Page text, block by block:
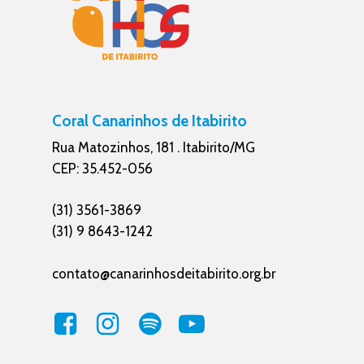
Coral Canarinhos de Itabirito
Rua Matozinhos, 181 . Itabirito/MG
CEP: 35.452-056
(31) 3561-3869
(31) 9 8643-1242
contato@canarinhosdeitabirito.org.br